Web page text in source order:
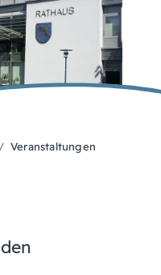
Veranstaltungen